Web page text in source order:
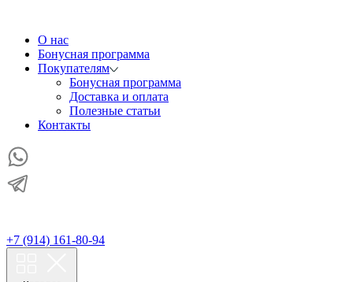
О нас
Бонусная программа
Покупателям
Бонусная программа
Доставка и оплата
Полезные статьи
Контакты
+7 (914) 161-80-94